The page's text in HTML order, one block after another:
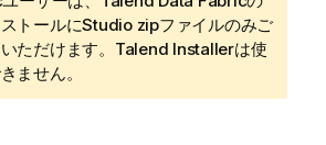
トールにStudio zipファイルのみご
ただけます。 Talend Installerは使
ません。